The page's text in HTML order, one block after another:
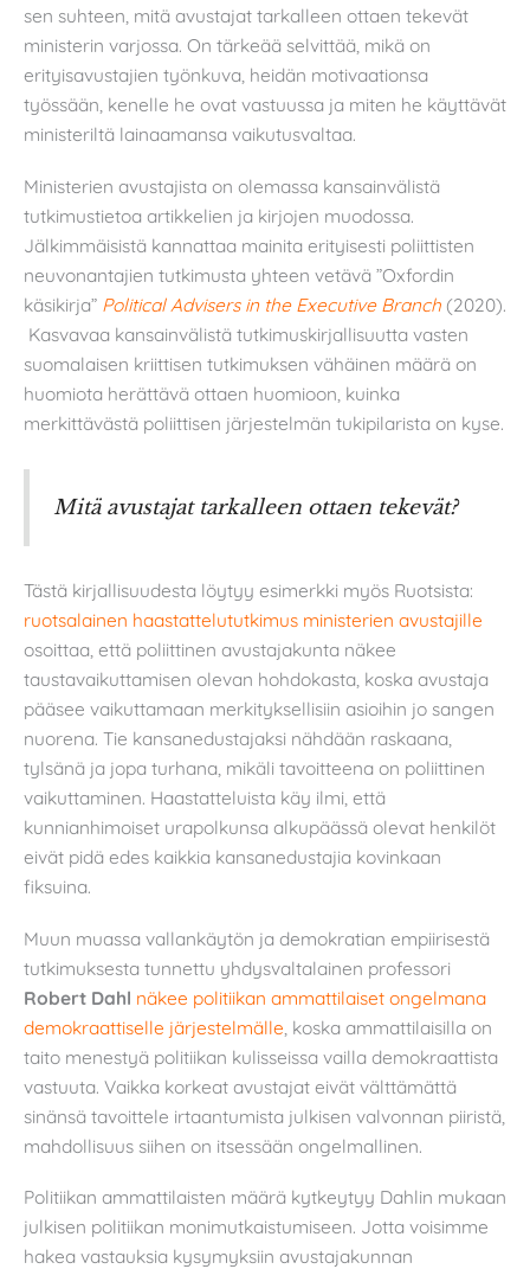
sen suhteen, mitä avustajat tarkalleen ottaen tekevät
ministerin varjossa. On tärkeää selvittää, mikä on
erityisavustajien työnkuva, heidän motivaationsa
työssään, kenelle he ovat vastuussa ja miten he käyttävät
ministeriltä lainaamansa vaikutusvaltaa.
Ministerien avustajista on olemassa kansainvälistä
tutkimustietoa artikkelien ja kirjojen muodossa.
Jälkimmäisistä kannattaa mainita erityisesti poliittisten
neuvonantajien tutkimusta yhteen vetävä ”Oxfordin
käsikirja” Political Advisers in the Executive Branch (2020).
Kasvavaa kansainvälistä tutkimuskirjallisuutta vasten
suomalaisen kriittisen tutkimuksen vähäinen määrä on
huomiota herättävä ottaen huomioon, kuinka
merkittävästä poliittisen järjestelmän tukipilarista on kyse.
Mitä avustajat tarkalleen ottaen tekevät?
Tästä kirjallisuudesta löytyy esimerkki myös Ruotsista:
ruotsalainen haastattelututkimus ministerien avustajille
osoittaa, että poliittinen avustajakunta näkee
taustavaikuttamisen olevan hohdokasta, koska avustaja
pääsee vaikuttamaan merkityksellisiin asioihin jo sangen
nuorena. Tie kansanedustajaksi nähdään raskaana,
tylsänä ja jopa turhana, mikäli tavoitteena on poliittinen
vaikuttaminen. Haastatteluista käy ilmi, että
kunnianhimoiset urapolkunsa alkupäässä olevat henkilöt
eivät pidä edes kaikkia kansanedustajia kovinkaan
fiksuina.
Muun muassa vallankäytön ja demokratian empiirisestä
tutkimuksesta tunnettu yhdysvaltalainen professori
Robert Dahl näkee politiikan ammattilaiset ongelmana
demokraattiselle järjestelmälle , koska ammattilaisilla on
taito menestyä politiikan kulisseissa vailla demokraattista
vastuuta. Vaikka korkeat avustajat eivät välttämättä
sinänsä tavoittele irtaantumista julkisen valvonnan piiristä,
mahdollisuus siihen on itsessään ongelmallinen.
Politiikan ammattilaisten määrä kytkeytyy Dahlin mukaan
julkisen politiikan monimutkaistumiseen. Jotta voisimme
hakea vastauksia kysymyksiin avustajakunnan